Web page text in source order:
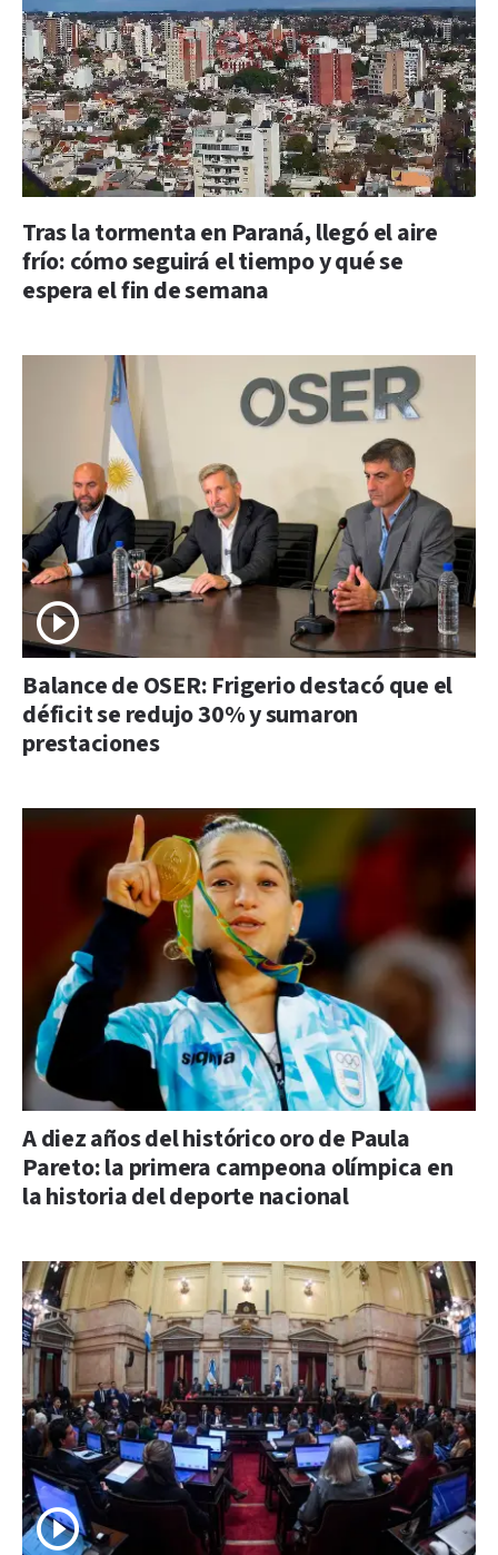
Tras la tormenta en Paraná, llegó el aire
frío: cómo seguirá el tiempo y qué se
espera el fin de semana
Balance de OSER: Frigerio destacó que el
déficit se redujo 30% y sumaron
prestaciones
A diez años del histórico oro de Paula
Pareto: la primera campeona olímpica en
la historia del deporte nacional